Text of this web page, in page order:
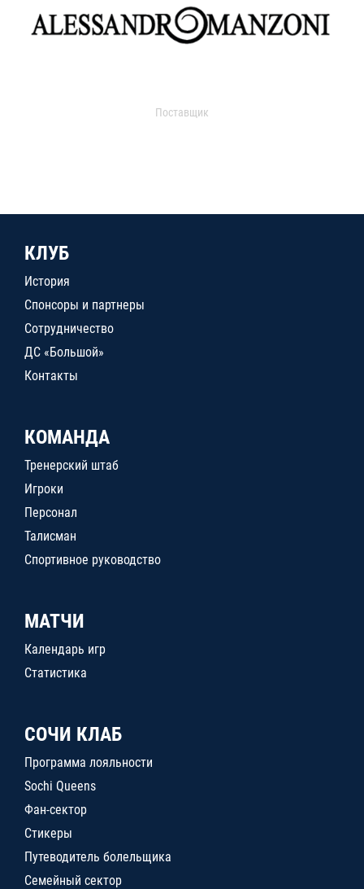
Поставщик
КЛУБ
История
Спонсоры и партнеры
Сотрудничество
ДС «Большой»
Контакты
КОМАНДА
Тренерский штаб
Игроки
Персонал
Талисман
Спортивное руководство
МАТЧИ
Календарь игр
Статистика
СОЧИ КЛАБ
Программа лояльности
Sochi Queens
Фан-сектор
Стикеры
Путеводитель болельщика
Семейный сектор